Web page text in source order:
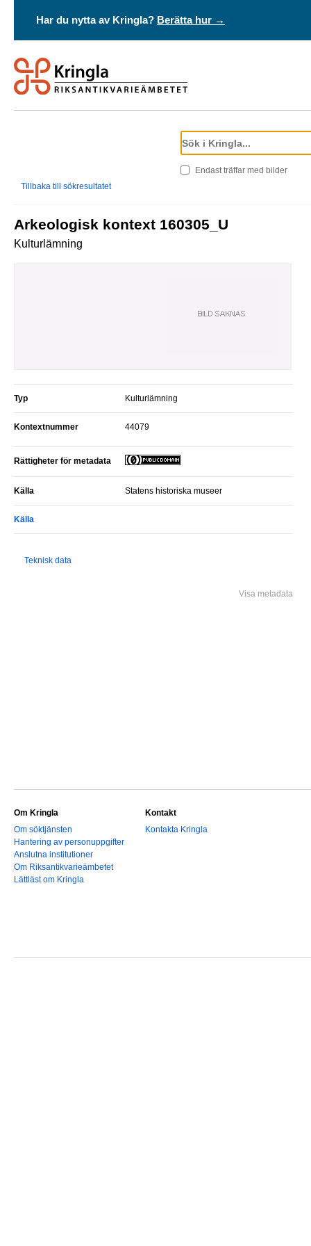
Har du nytta av Kringla? Berätta hur →
Endast träffar med bilder
Tillbaka till sökresultatet
Arkeologisk kontext 160305_U
Kulturlämning
Typ Kulturlämning
Kontextnummer 44079
Rättigheter för metadata
Källa Statens historiska museer
Källa
Teknisk data
Visa metadata
Om Kringla
Om söktjänsten
Hantering av personuppgifter
Anslutna institutioner
Om Riksantikvarieämbetet
Lättläst om Kringla
Kontakt
Kontakta Kringla